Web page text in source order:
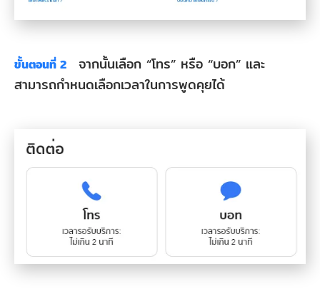
ขั้นตอนที่ 2
จากนั้นเลือก “โทร” หรือ “บอก” และ
สามารถกำหนดเลือกเวลาในการพูดคุยได้